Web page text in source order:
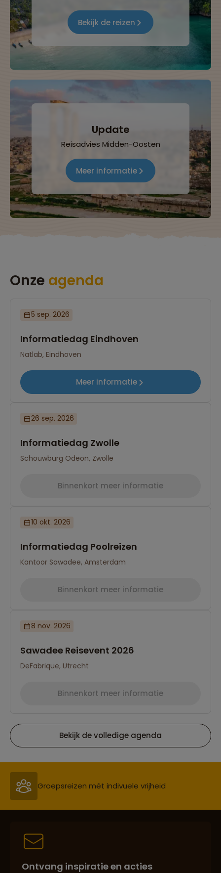
Bekijk de reizen
Update
Reisadvies Midden-Oosten
Meer informatie
Onze agenda
5 sep. 2026
Informatiedag Eindhoven
Natlab, Eindhoven
Meer informatie
26 sep. 2026
Informatiedag Zwolle
Schouwburg Odeon, Zwolle
Binnenkort meer informatie
10 okt. 2026
Informatiedag Poolreizen
Kantoor Sawadee, Amsterdam
Binnenkort meer informatie
8 nov. 2026
Sawadee Reisevent 2026
DeFabrique, Utrecht
Binnenkort meer informatie
Bekijk de volledige agenda
Reizen met oog voor mens, cultuur en milieu
Groepsreizen mét indivuele vrijheid
Persoonlijk en deskundig reisadvies
Ontvang inspiratie en acties